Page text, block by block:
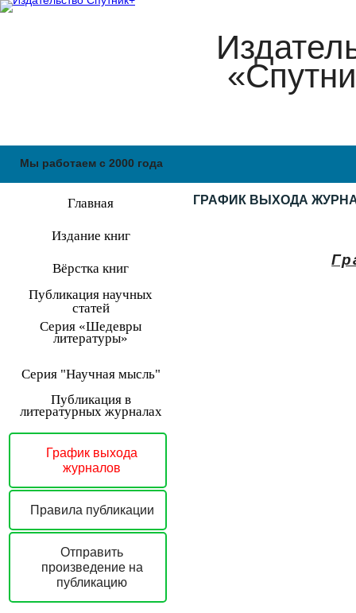
Мы работаем с 2000 года
ГРАФИК ВЫХОДА
Главная
Издание книг
Вёрстка книг
Публикация научных
статей
Серия «Шедевры
литературы»
Серия "Научная мысль"
Публикация в
литературных журналах
График выхода
журналов
Правила публикации
Отправить
произведение на
публикацию